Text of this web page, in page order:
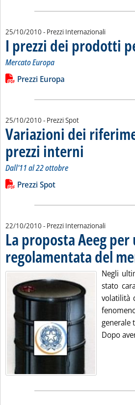
25/10/2010 - Prezzi Internazionali
I prezzi dei prodotti
Mercato Europa
Leggi tutta la notizia: 'I prezzi dei
Lista allegati PDF alla notizia
Prezzi Europa
25/10/2010 - Prezzi Spot
Variazioni dei
prezzi interni
Dall'11 al 22 ottobre
Leggi tutta la notizia: 'Variazioni
Lista allegati PDF alla notizia
Prezzi Spot
22/10/2010 - Prezzi Internazionali
La proposta Aeeg
regolamentata del
Negli
stato
volatilità
generale
Dopo